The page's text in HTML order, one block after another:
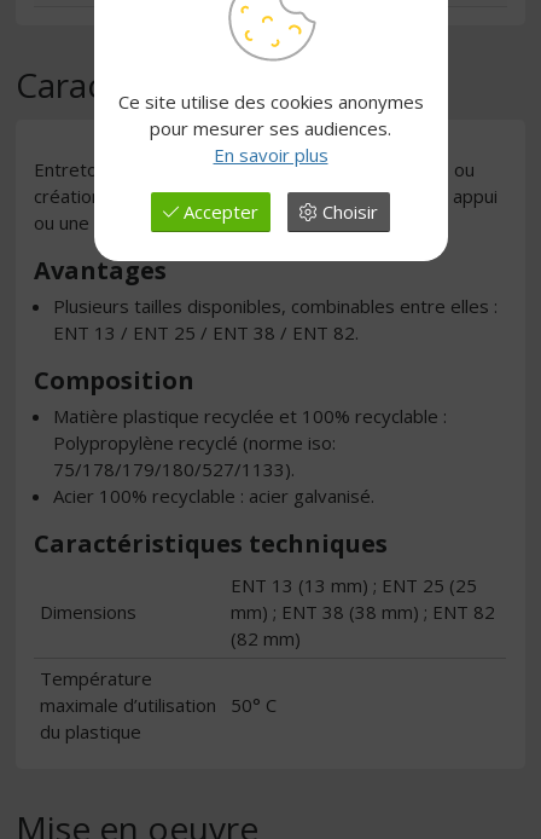
Caractéristiques
Entretoise pour augmentation d'un vide technique ou
création d'une hauteur bien précise, associée à un appui
ou une suspente.
Avantages
Plusieurs tailles disponibles, combinables entre elles :
ENT 13 / ENT 25 / ENT 38 / ENT 82.
Composition
Matière plastique recyclée et 100% recyclable :
Polypropylène recyclé (norme iso:
75/178/179/180/527/1133).
Acier 100% recyclable : acier galvanisé.
Caractéristiques techniques
Dimensions
ENT 13 (13 mm) ; ENT 25 (25
mm) ; ENT 38 (38 mm) ; ENT 82
(82 mm)
Température
maximale d’utilisation
du plastique
50° C
Mise en oeuvre
Ce site utilise des cookies anonymes
pour mesurer ses audiences.
En savoir plus
Accepter Choisir